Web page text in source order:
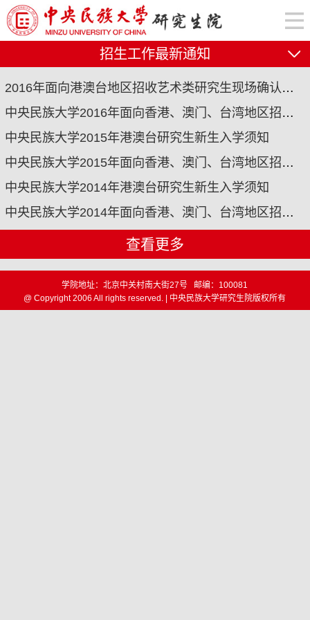
招生工作最新通知
2016年面向港澳台地区招收艺术类研究生现场确认及考试相关事宜的通知
中央民族大学2016年面向香港、澳门、台湾地区招收研究生简章
中央民族大学2015年港澳台研究生新生入学须知
中央民族大学2015年面向香港、澳门、台湾地区招收研究生简章及专业目录
中央民族大学2014年港澳台研究生新生入学须知
中央民族大学2014年面向香港、澳门、台湾地区招收研究生简章及专业目录
查看更多
学院地址：北京中关村南大街27号 邮编：100081
@ Copyright 2006 All rights reserved. | 中央民族大学研究生院版权所有